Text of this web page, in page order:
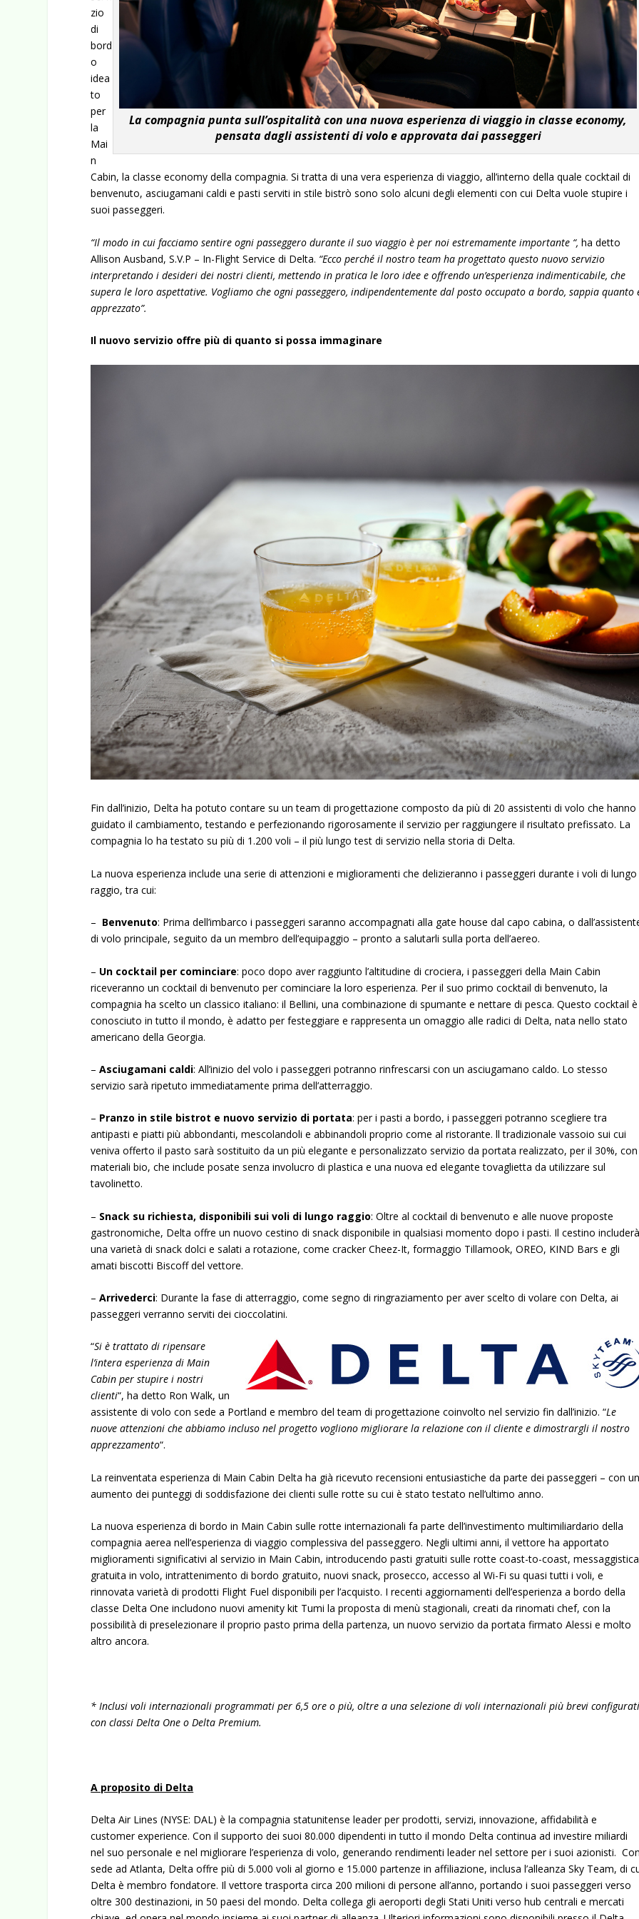
La compagnia punta sull’ospitalità con una nuova esperienza di viaggio in classe economy,
pensata dagli assistenti di volo e approvata dai passeggeri
zio
di
bord
o
idea
to
per
la
Mai
n
Cabin, la classe economy della compagnia. Si tratta di una vera esperienza di viaggio, all’interno della quale cocktail di
benvenuto, asciugamani caldi e pasti serviti in stile bistrò sono solo alcuni degli elementi con cui Delta vuole stupire i
suoi passeggeri.
“Il modo in cui facciamo sentire ogni passeggero durante il suo viaggio è per noi estremamente importante “,ha detto
Allison Ausband, S.V.P – In-Flight Service di Delta. “Ecco perché il nostro team ha progettato questo nuovo servizio
interpretando i desideri dei nostri clienti, mettendo in pratica le loro idee e offrendo un’esperienza indimenticabile, che
supera le loro aspettative. Vogliamo che ogni passeggero, indipendentemente dal posto occupato a bordo, sappia quanto
apprezzato”.
Il nuovo servizio offre più di quanto si possa immaginare
Fin dall’inizio, Delta ha potuto contare su un team di progettazione composto da più di 20 assistenti di volo che hanno
guidato il cambiamento, testando e perfezionando rigorosamente il servizio per raggiungere il risultato prefissato. La
compagnia lo ha testato su più di 1.200 voli – il più lungo test di servizio nella storia di Delta.
La nuova esperienza include una serie di attenzioni e miglioramenti che delizieranno i passeggeri durante i voli di lungo
raggio, tra cui:
– Benvenuto: Prima dell’imbarco i passeggeri saranno accompagnati alla gate house dal capo cabina, o
di volo principale, seguito da un membro dell’equipaggio – pronto a salutarli sulla porta dell’aereo.
– Un cocktail per cominciare: poco dopo aver raggiunto l’altitudine di crociera, i passeggeri della Main Cabin
riceveranno un cocktail di benvenuto per cominciare la loro esperienza. Per il suo primo cocktail di benvenuto, la
compagnia ha scelto un classico italiano: il Bellini, una combinazione di spumante e nettare di pesca. Questo cocktail è
conosciuto in tutto il mondo, è adatto per festeggiare e rappresenta un omaggio alle radici di Delta, nata nello stato
americano della Georgia.
–Asciugamani caldi: All’inizio del volo i passeggeri potranno rinfrescarsi con un asciugamano caldo. Lo stesso
servizio sarà ripetuto immediatamente prima dell’atterraggio.
– Pranzo in stile bistrot e nuovo servizio di portata: per i pasti a bordo, i passeggeri potranno scegliere tra
antipasti e piatti più abbondanti, mescolandoli e abbinandoli proprio come al ristorante. ll tradizionale vassoio sui cui
veniva offerto il pasto sarà sostituito da un più elegante e personalizzato servizio da portata realizzato, per il 30%, con
materiali bio, che include posate senza involucro di plastica e una nuova ed elegante tovaglietta da utilizzare sul
tavolinetto.
– Snack su richiesta, disponibili sui voli di lungo raggio: Oltre al cocktail di benvenuto e alle nuove proposte
gastronomiche, Delta offre un nuovo cestino di snack disponibile in qualsiasi momento dopo i pasti. Il cestino
una varietà di snack dolci e salati a rotazione, come cracker Cheez-It, formaggio Tillamook, OREO, KIND Bars e gli
amati biscotti Biscoff del vettore.
–Arrivederci: Durante la fase di atterraggio, come segno di ringraziamento per aver scelto di volare con Delta, ai
passeggeri verranno serviti dei cioccolatini.
“Si è trattato di ripensare
l’intera esperienza di Main
Cabin per stupire i nostri
clienti“, ha detto Ron Walk, un
assistente di volo con sede a Portland e membro del team di progettazione coinvolto nel servizio fin dall’inizio. “Le
nuove attenzioni che abbiamo incluso nel progetto vogliono migliorare la relazione con il cliente e dimostrargli il nostro
apprezzamento“.
La reinventata esperienza di Main Cabin Delta ha già ricevuto recensioni entusiastiche da parte dei passeggeri – con
aumento dei punteggi di soddisfazione dei clienti sulle rotte su cui è stato testato nell’ultimo anno.
La nuova esperienza di bordo in Main Cabin sulle rotte internazionali fa parte dell’investimento multimiliardario della
compagnia aerea nell’esperienza di viaggio complessiva del passeggero. Negli ultimi anni, il vettore ha apportato
miglioramenti significativi al servizio in Main Cabin, introducendopasti gratuiti sulle rotte coast-to-coast,messaggistica
gratuita in volo,intrattenimento di bordo gratuito, nuovi snack,prosecco, accesso al Wi-Fi su quasi tutti i voli, e
rinnovata varietà di prodotti Flight Fuel disponibili per l’acquisto. I recenti aggiornamenti dell’esperienza a bordo della
classe Delta One includononuovi amenity kit Tumi la proposta di menù stagionali, creati da rinomati chef, con la
possibilitàdi preselezionare il proprio pasto prima della partenza, un nuovo servizio da portata firmatoAlessi e molto
altro ancora.
* Inclusi voli internazionali programmati per 6,5 ore o più, oltre a una selezione di voli internazionali più brevi
con classi Delta One o Delta Premium.
A proposito di Delta
Delta Air Lines (NYSE: DAL) è la compagnia statunitense leader per prodotti, servizi, innovazione, affidabilità e
customer experience. Con il supporto dei suoi 80.000 dipendenti in tutto il mondo Delta continua ad investire miliardi
nel suo personale e nel migliorare l’esperienza di volo, generando rendimenti leader nel settore per i suoi azionisti.
sede ad Atlanta, Delta offre più di 5.000 voli al giorno e 15.000 partenze in affiliazione, inclusa l’alleanza Sky Team, di
Delta è membro fondatore. Il vettore trasporta circa 200 milioni di persone all’anno, portando i suoi passeggeri verso
oltre 300 destinazioni, in 50 paesi del mondo. Delta collega gli aeroporti degli Stati Uniti verso hub centrali e mercati